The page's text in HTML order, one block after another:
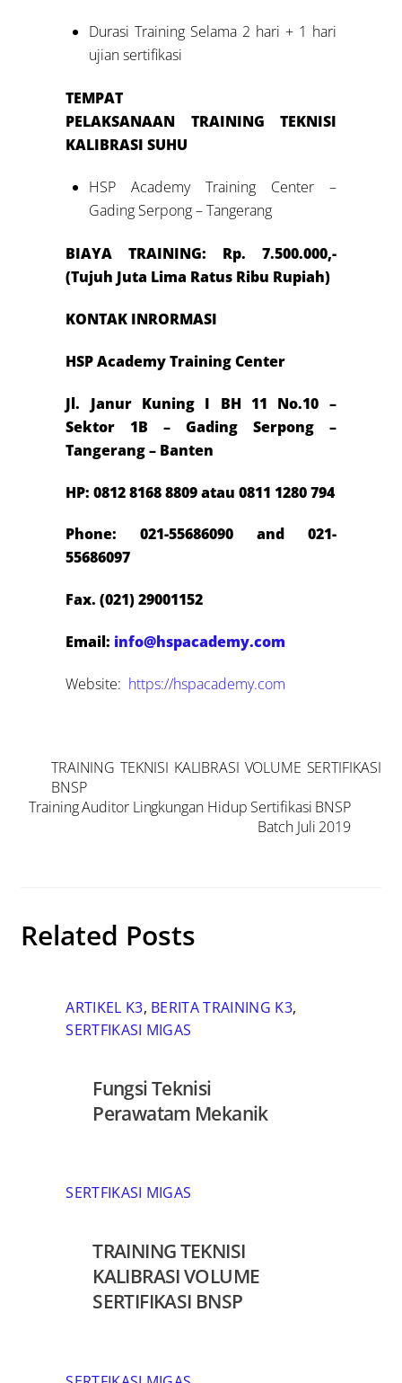
Durasi Training Selama 2 hari + 1 hari
ujian sertifikasi
TEMPAT
PELAKSANAAN TRAINING TEKNISI
KALIBRASI SUHU
HSP Academy Training Center –
Gading Serpong – Tangerang
BIAYA TRAINING: Rp. 7.500.000,-
(Tujuh Juta Lima Ratus Ribu Rupiah)
KONTAK INRORMASI
HSP Academy Training Center
Jl. Janur Kuning I BH 11 No.10 –
Sektor 1B – Gading Serpong –
Tangerang – Banten
HP: 0812 8168 8809 atau 0811 1280 794
Phone: 021-55686090 and 021-
55686097
Fax. (021) 29001152
Email: info@hspacademy.com
Website: https://hspacademy.com
TRAINING TEKNISI KALIBRASI VOLUME SERTIFIKASI
BNSP
Training Auditor Lingkungan Hidup Sertifikasi BNSP
Batch Juli 2019
Related Posts
ARTIKEL K3, BERITA TRAINING K3,
SERTFIKASI MIGAS
Fungsi Teknisi
Perawatam Mekanik
SERTFIKASI MIGAS
TRAINING TEKNISI
KALIBRASI VOLUME
SERTIFIKASI BNSP